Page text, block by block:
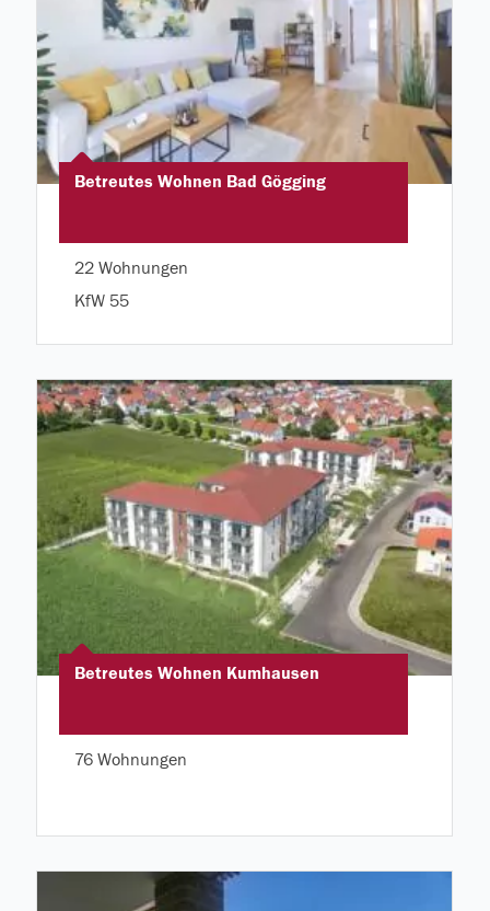
Betreutes Wohnen Bad Gögging
22 Wohnungen
KfW 55
Betreutes Wohnen Kumhausen
76 Wohnungen